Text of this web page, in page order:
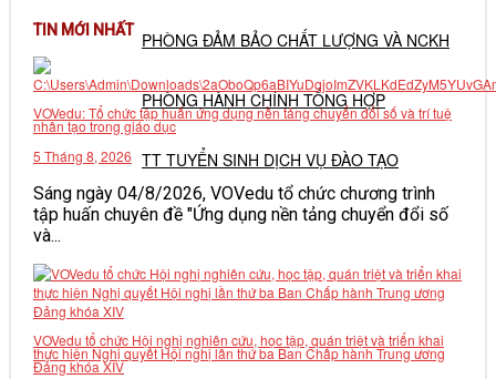
PHÒNG ĐẢM BẢO CHẤT LƯỢNG VÀ NCKH
PHÒNG HÀNH CHÍNH TỔNG HỢP
TT TUYỂN SINH DỊCH VỤ ĐÀO TẠO
NGHIÊN CỨU KHOA HỌC
VĂN BẢN
THƯ VIỆN
TIN MỚI NHẤT
VOVedu: Tổ chức tập huấn ứng dụng nền tảng chuyển đổi số và trí tuệ
nhân tạo trong giáo dục
5 Tháng 8, 2026
Sáng ngày 04/8/2026, VOVedu tổ chức chương trình
tập huấn chuyên đề "Ứng dụng nền tảng chuyển đổi số
và...
VOVedu tổ chức Hội nghị nghiên cứu, học tập, quán triệt và triển khai
thực hiện Nghị quyết Hội nghị lần thứ ba Ban Chấp hành Trung ương
Đảng khóa XIV